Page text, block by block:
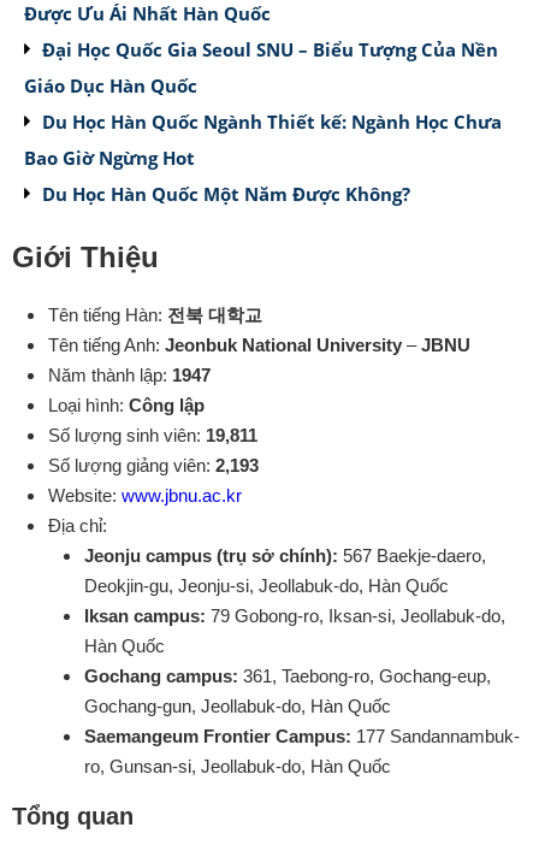
Được Ưu Ái Nhất Hàn Quốc
Đại Học Quốc Gia Seoul SNU – Biểu Tượng Của Nền
Giáo Dục Hàn Quốc
Du Học Hàn Quốc Ngành Thiết kế: Ngành Học Chưa
Bao Giờ Ngừng Hot
Du Học Hàn Quốc Một Năm Được Không?
Giới Thiệu
Tên tiếng Hàn: 전북 대학교
Tên tiếng Anh: Jeonbuk National University –JBNU
Năm thành lập: 1947
Loại hình: Công lập
Số lượng sinh viên: 19,811
Số lượng giảng viên: 2,193
Website: www.jbnu.ac.kr
Địa chỉ:
Jeonju campus (trụ sở chính): 567 Baekje-daero,
Deokjin-gu, Jeonju-si, Jeollabuk-do, Hàn Quốc
Iksan campus: 79 Gobong-ro, Iksan-si, Jeollabuk-do,
Hàn Quốc
Gochang campus: 361, Taebong-ro, Gochang-eup,
Gochang-gun, Jeollabuk-do, Hàn Quốc
Saemangeum Frontier Campus: 177 Sandannambuk-
ro, Gunsan-si, Jeollabuk-do, Hàn Quốc
Tổng quan